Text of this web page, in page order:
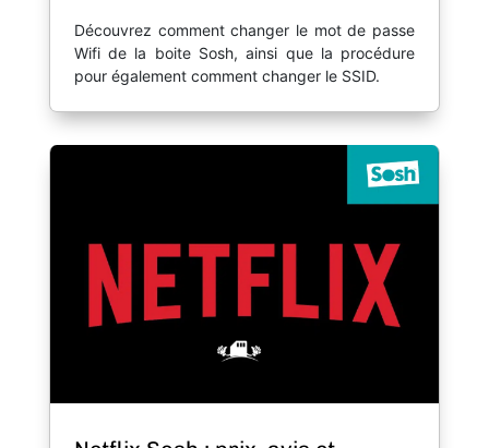
Découvrez comment changer le mot de passe
Wifi de la boite Sosh, ainsi que la procédure
pour également comment changer le SSID.